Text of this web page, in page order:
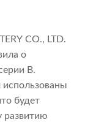
CO., LTD.
о
B.
будет
развитию